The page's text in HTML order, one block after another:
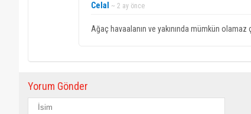
Celal ~ 2 ay önce
Ağaç havaalanın ve yakınında mümkün
Yorum Gönder